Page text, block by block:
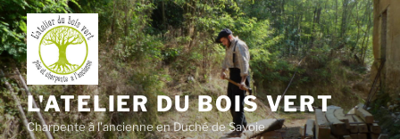
Aller
au
contenu
principal
L'ATELIER DU BOIS VERT
Charpente à l'ancienne en Duché de Savoie